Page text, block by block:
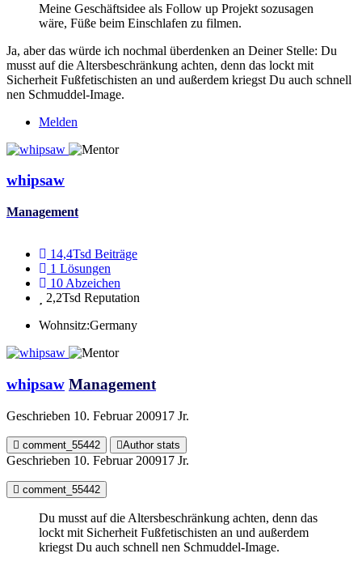
Meine Geschäftsidee als Follow up Projekt sozusagen
wäre, Füße beim Einschlafen zu filmen.
Ja, aber das würde ich nochmal überdenken an Deiner Stelle: Du
musst auf die Altersbeschränkung achten, denn das lockt mit
Sicherheit Fußfetischisten an und außerdem kriegst Du auch schnell
nen Schmuddel-Image.
Melden
whipsaw
Management
14,4Tsd Beiträge
1 Lösungen
10 Abzeichen
2,2Tsd Reputation
Wohnsitz:Germany
whipsaw Management
Geschrieben 10. Februar 200917 Jr.
comment_55442 Author stats
Geschrieben 10. Februar 200917 Jr.
comment_55442
Du musst auf die Altersbeschränkung achten, denn das
lockt mit Sicherheit Fußfetischisten an und außerdem
kriegst Du auch schnell nen Schmuddel-Image.